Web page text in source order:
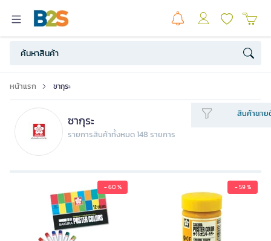
หน้าแรก ซากุระ
ซากุระ
รายการสินค้าทั้งหมด 148 รายการ
สินค้าขาย
- 60 % - 59 %